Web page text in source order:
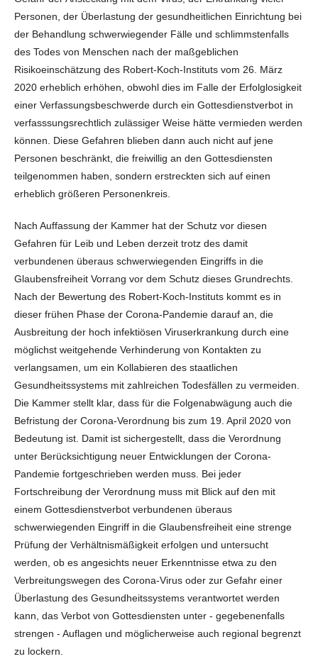
Personen, der Überlastung der gesundheitlichen Einrichtung bei
der Behandlung schwerwiegender Fälle und schlimmstenfalls
des Todes von Menschen nach der maßgeblichen
Risikoeinschätzung des Robert-Koch-Instituts vom 26. März
2020 erheblich erhöhen, obwohl dies im Falle der Erfolglosigkeit
einer Verfassungsbeschwerde durch ein Gottesdienstverbot in
verfasssungsrechtlich zulässiger Weise hätte vermieden werden
können. Diese Gefahren blieben dann auch nicht auf jene
Personen beschränkt, die freiwillig an den Gottesdiensten
teilgenommen haben, sondern erstreckten sich auf einen
erheblich größeren Personenkreis.
Nach Auffassung der Kammer hat der Schutz vor diesen
Gefahren für Leib und Leben derzeit trotz des damit
verbundenen überaus schwerwiegenden Eingriffs in die
Glaubensfreiheit Vorrang vor dem Schutz dieses Grundrechts.
Nach der Bewertung des Robert-Koch-Instituts kommt es in
dieser frühen Phase der Corona-Pandemie darauf an, die
Ausbreitung der hoch infektiösen Viruserkrankung durch eine
möglichst weitgehende Verhinderung von Kontakten zu
verlangsamen, um ein Kollabieren des staatlichen
Gesundheitssystems mit zahlreichen Todesfällen zu vermeiden.
Die Kammer stellt klar, dass für die Folgenabwägung auch die
Befristung der Corona-Verordnung bis zum 19. April 2020 von
Bedeutung ist. Damit ist sichergestellt, dass die Verordnung
unter Berücksichtigung neuer Entwicklungen der Corona-
Pandemie fortgeschrieben werden muss. Bei jeder
Fortschreibung der Verordnung muss mit Blick auf den mit
einem Gottesdienstverbot verbundenen überaus
schwerwiegenden Eingriff in die Glaubensfreiheit eine strenge
Prüfung der Verhältnismäßigkeit erfolgen und untersucht
werden, ob es angesichts neuer Erkenntnisse etwa zu den
Verbreitungswegen des Corona-Virus oder zur Gefahr einer
Überlastung des Gesundheitssystems verantwortet werden
kann, das Verbot von Gottesdiensten unter - gegebenenfalls
strengen - Auflagen und möglicherweise auch regional begrenzt
zu lockern.